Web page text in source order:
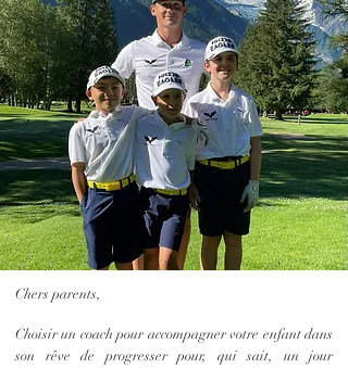
Chers parents,
Choisir un coach pouraccompagnervotre enfant dans
son rêve de progresser pour, qui sait, un jour